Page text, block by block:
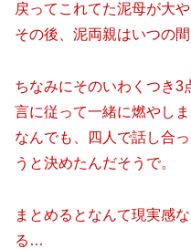
戻ってこれてた泥母が大や
その後、泥両親はいつの
ちなみにそのいわくつき3
言に従って一緒に燃やしま
なんでも、四人で話し合
うと決めたんだそうで。
まとめるとなんて現実感
る…